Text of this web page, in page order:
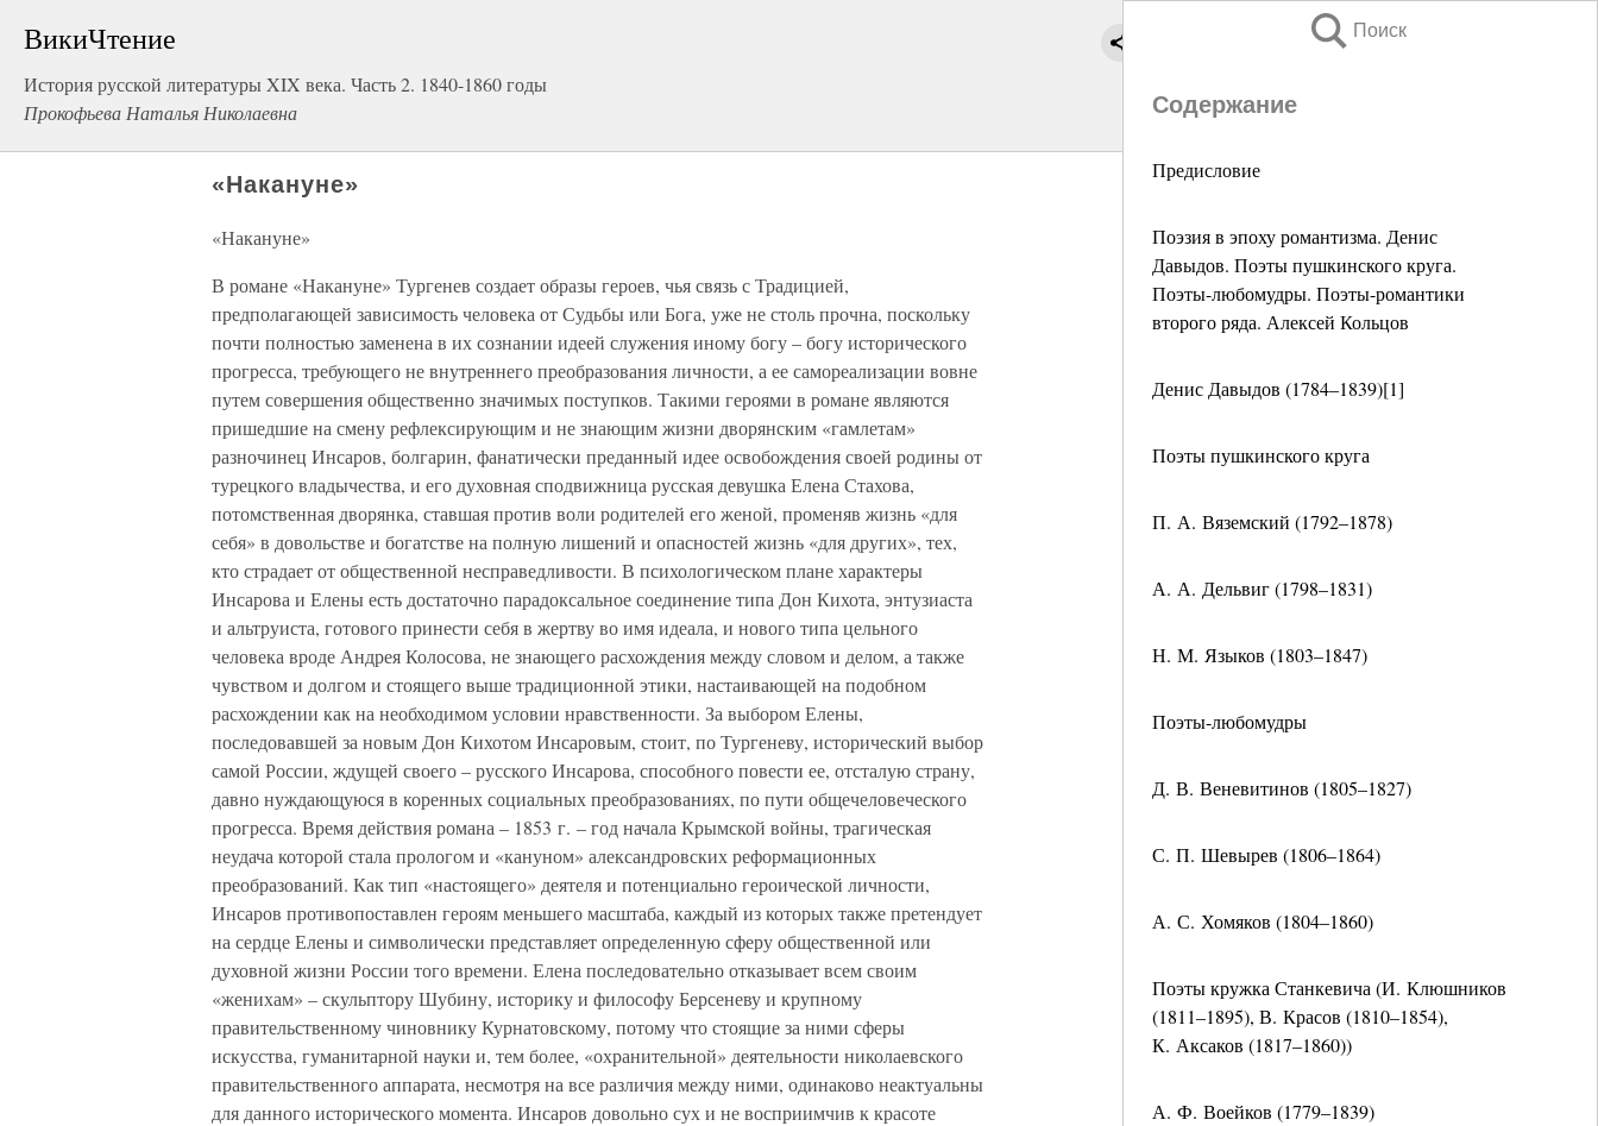
ВикиЧтение
История русской литературы XIX века. Часть 2. 1840-1860 годы
Прокофьева Наталья Николаевна
Поиск
Содержание
Предисловие
Поэзия в эпоху романтизма. Денис
Давыдов. Поэты пушкинского круга.
Поэты-любомудры. Поэты-романтики
второго ряда. Алексей Кольцов
Денис Давыдов (1784–1839)[1]
Поэты пушкинского круга
П. А. Вяземский (1792–1878)
А. А. Дельвиг (1798–1831)
Н. М. Языков (1803–1847)
Поэты-любомудры
Д. В. Веневитинов (1805–1827)
С. П. Шевырев (1806–1864)
А. С. Хомяков (1804–1860)
Поэты кружка Станкевича (И. Клюшников
(1811–1895), В. Красов (1810–1854),
К. Аксаков (1817–1860))
А. Ф. Воейков (1779–1839)
«Накануне»
«Накануне»
В романе «Накануне» Тургенев создает образы героев, чья связь с Традицией,
предполагающей зависимость человека от Судьбы или Бога, уже не столь прочна, поскольку
почти полностью заменена в их сознании идеей служения иному богу – богу исторического
прогресса, требующего не внутреннего преобразования личности, а ее самореализации вовне
путем совершения общественно значимых поступков. Такими героями в романе являются
пришедшие на смену рефлексирующим и не знающим жизни дворянским «гамлетам»
разночинец Инсаров, болгарин, фанатически преданный идее освобождения своей родины от
турецкого владычества, и его духовная сподвижница русская девушка Елена Стахова,
потомственная дворянка, ставшая против воли родителей его женой, променяв жизнь «для
себя» в довольстве и богатстве на полную лишений и опасностей жизнь «для других», тех,
кто страдает от общественной несправедливости. В психологическом плане характеры
Инсарова и Елены есть достаточно парадоксальное соединение типа Дон Кихота, энтузиаста
и альтруиста, готового принести себя в жертву во имя идеала, и нового типа цельного
человека вроде Андрея Колосова, не знающего расхождения между словом и делом, а также
чувством и долгом и стоящего выше традиционной этики, настаивающей на подобном
расхождении как на необходимом условии нравственности. За выбором Елены,
последовавшей за новым Дон Кихотом Инсаровым, стоит, по Тургеневу, исторический выбор
самой России, ждущей своего – русского Инсарова, способного повести ее, отсталую страну,
давно нуждающуюся в коренных социальных преобразованиях, по пути общечеловеческого
прогресса. Время действия романа – 1853 г. – год начала Крымской войны, трагическая
неудача которой стала прологом и «кануном» александровских реформационных
преобразований. Как тип «настоящего» деятеля и потенциально героической личности,
Инсаров противопоставлен героям меньшего масштаба, каждый из которых также претендует
на сердце Елены и символически представляет определенную сферу общественной или
духовной жизни России того времени. Елена последовательно отказывает всем своим
«женихам» – скульптору Шубину, историку и философу Берсеневу и крупному
правительственному чиновнику Курнатовскому, потому что стоящие за ними сферы
искусства, гуманитарной науки и, тем более, «охранительной» деятельности николаевского
правительственного аппарата, несмотря на все различия между ними, одинаково неактуальны
для данного исторического момента. Инсаров довольно сух и не восприимчив к красоте